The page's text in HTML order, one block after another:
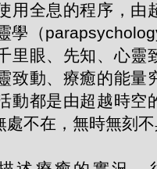
用全息的程序，由
學（
里眼、先知、心靈
致動、療癒的能量
動都是由超越時空
不在，無時無刻